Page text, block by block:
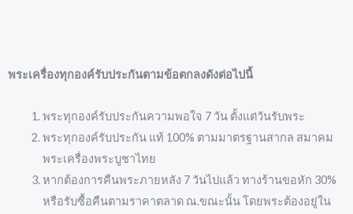
พระเครื่องทุกองค์รับประกันตามข้อตกลงดังต่อไปนี้
พระทุกองค์รับประกันความพอใจ 7 วัน ตั้งแต่วันรับพระ
พระทุกองค์รับประกัน แท้ 100% ตามมาตรฐานสากล สมาคม
พระเครื่องพระบูชาไทย
หากต้องการคืนพระภายหลัง 7 วันไปแล้ว ทางร้านขอหัก 30%
หรือรับซื้อคืนตามราคาตลาด ณ.ขณะนั้น โดยพระต้องอยู่ใน